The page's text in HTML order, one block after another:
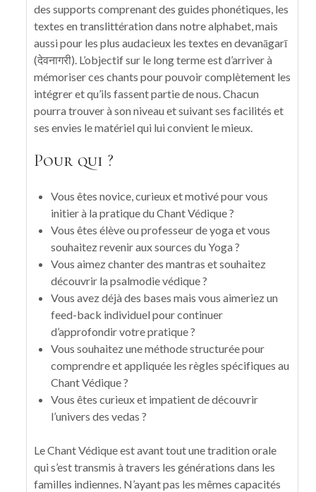
des supports comprenant des guides phonétiques, les
textes en translittération dans notre alphabet, mais
aussi pour les plus audacieux les textes en devanāgarī
(देवनागरी). L’objectif sur le long terme est d’arriver à
mémoriser ces chants pour pouvoir complètement les
intégrer et qu’ils fassent partie de nous. Chacun
pourra trouver à son niveau et suivant ses facilités et
ses envies le matériel qui lui convient le mieux.
Pour qui ?
Vous êtes novice, curieux et motivé pour vous
initier à la pratique du Chant Védique ?
Vous êtes élève ou professeur de yoga et vous
souhaitez revenir aux sources du Yoga ?
Vous aimez chanter des mantras et souhaitez
découvrir la psalmodie védique ?
Vous avez déjà des bases mais vous aimeriez un
feed-back individuel pour continuer
d’approfondir votre pratique ?
Vous souhaitez une méthode structurée pour
comprendre et appliquée les règles spécifiques au
Chant Védique ?
Vous êtes curieux et impatient de découvrir
l’univers des vedas ?
Le Chant Védique est avant tout une tradition orale
qui s’est transmis à travers les générations dans les
familles indiennes. N’ayant pas les mêmes capacités